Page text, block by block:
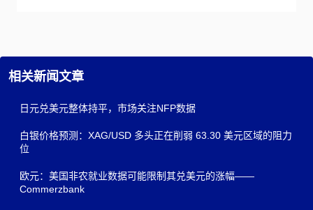
相关新闻文章
日元兑美元整体持平，市场关注NFP数据
白银价格预测：XAG/USD 多头正在削弱 63.30 美元区域的阻力
位
欧元：美国非农就业数据可能限制其兑美元的涨幅——
Commerzbank